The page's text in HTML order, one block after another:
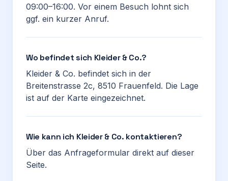
09:00–16:00. Vor einem Besuch lohnt sich
ggf. ein kurzer Anruf.
Wo befindet sich Kleider & Co.?
Kleider & Co. befindet sich in der
Breitenstrasse 2c, 8510 Frauenfeld. Die Lage
ist auf der Karte eingezeichnet.
Wie kann ich Kleider & Co. kontaktieren?
Über das Anfrageformular direkt auf dieser
Seite.